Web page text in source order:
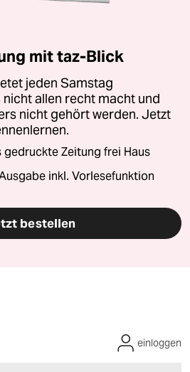
mit taz-Blick
jeden Samstag
allen recht macht und
nicht gehört werden. Jetzt
Zeitung frei Haus
inkl. Vorlesefunktion
bestellen
einloggen